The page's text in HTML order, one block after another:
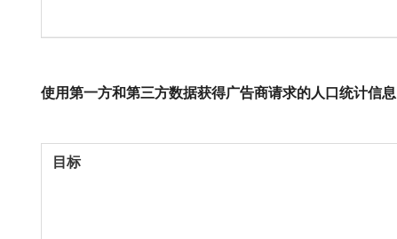
使用第一方和第三方数据获得广告商请求的人口统计信息